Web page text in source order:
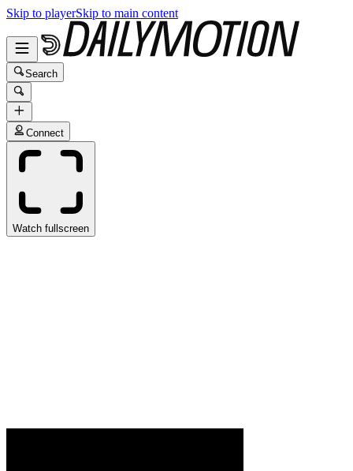
Skip to playerSkip to main content
Search
Connect
Watch fullscreen